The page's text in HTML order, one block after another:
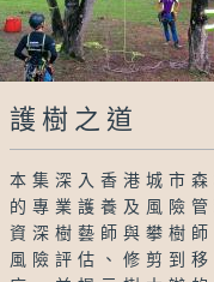
護樹之道
本集深入香港城市
的專業護養及風險
資深樹藝師與攀樹
風險評估、修剪到